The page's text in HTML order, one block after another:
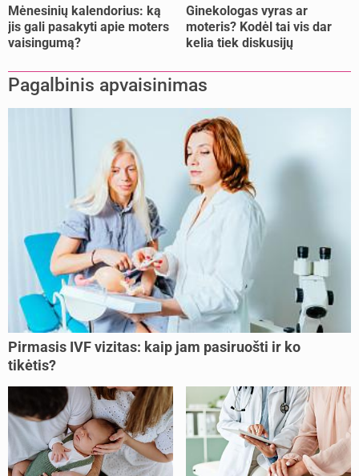
Mėnesinių kalendorius: ką
jis gali pasakyti apie moters
vaisingumą?
Ginekologas vyras ar
moteris? Kodėl tai vis dar
kelia tiek diskusijų
Pagalbinis apvaisinimas
Pirmasis IVF vizitas: kaip jam pasiruošti ir ko
tikėtis?